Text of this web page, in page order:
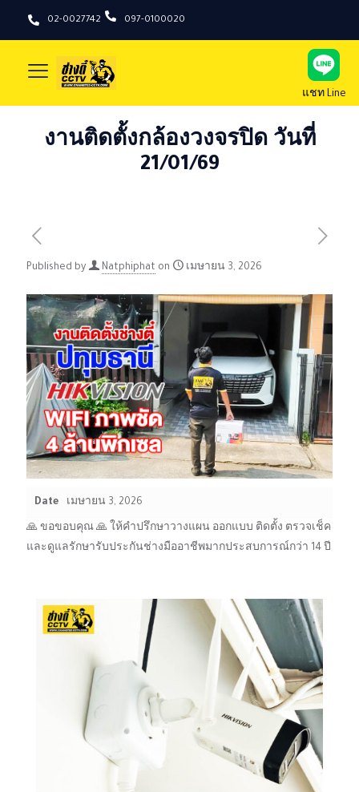
02-0027742 097-0100020
แชท Line
งานติดตั้งกล้องวงจรปิด วันที่
21/01/69
Published by Natphiphat on เมษายน 3, 2026
Date เมษายน 3, 2026
🙏 ขอขอบคุณ 🙏 ให้คำปรึกษาวางแผน ออกแบบ ติดตั้ง ตรวจเช็ค
และดูแลรักษารับประกันช่างมืออาชีพมากประสบการณ์กว่า 14 ปี